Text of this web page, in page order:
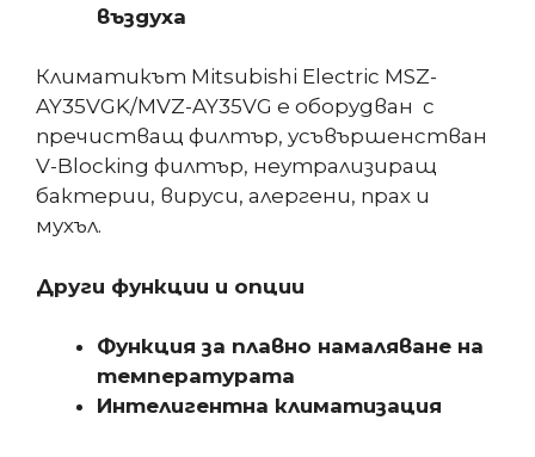
въздуха
Климатикът Mitsubishi Electric MSZ-
AY35VGK/MVZ-AY35VG е оборудван с
пречистващ филтър, усъвършенстван
V-Blocking филтър, неутрализиращ
бактерии, вируси, алергени, прах и
мухъл.
Други функции и опции
Функция за плавно намаляване на
температурата
Интелигентна климатизация